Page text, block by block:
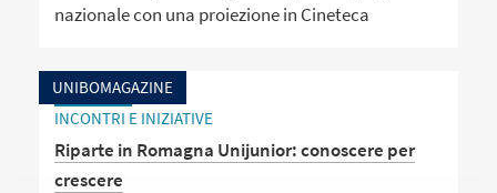
nazionale con una proiezione in Cineteca
UNIBOMAGAZINE
INCONTRI E INIZIATIVE
Riparte in Romagna Unijunior: conoscere per
crescere